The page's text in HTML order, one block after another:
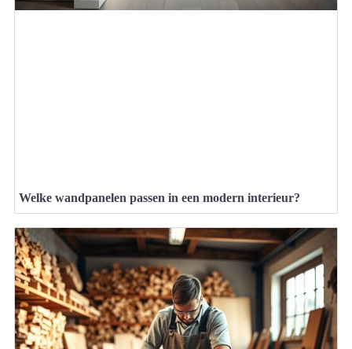
Welke wandpanelen passen in een modern interieur?